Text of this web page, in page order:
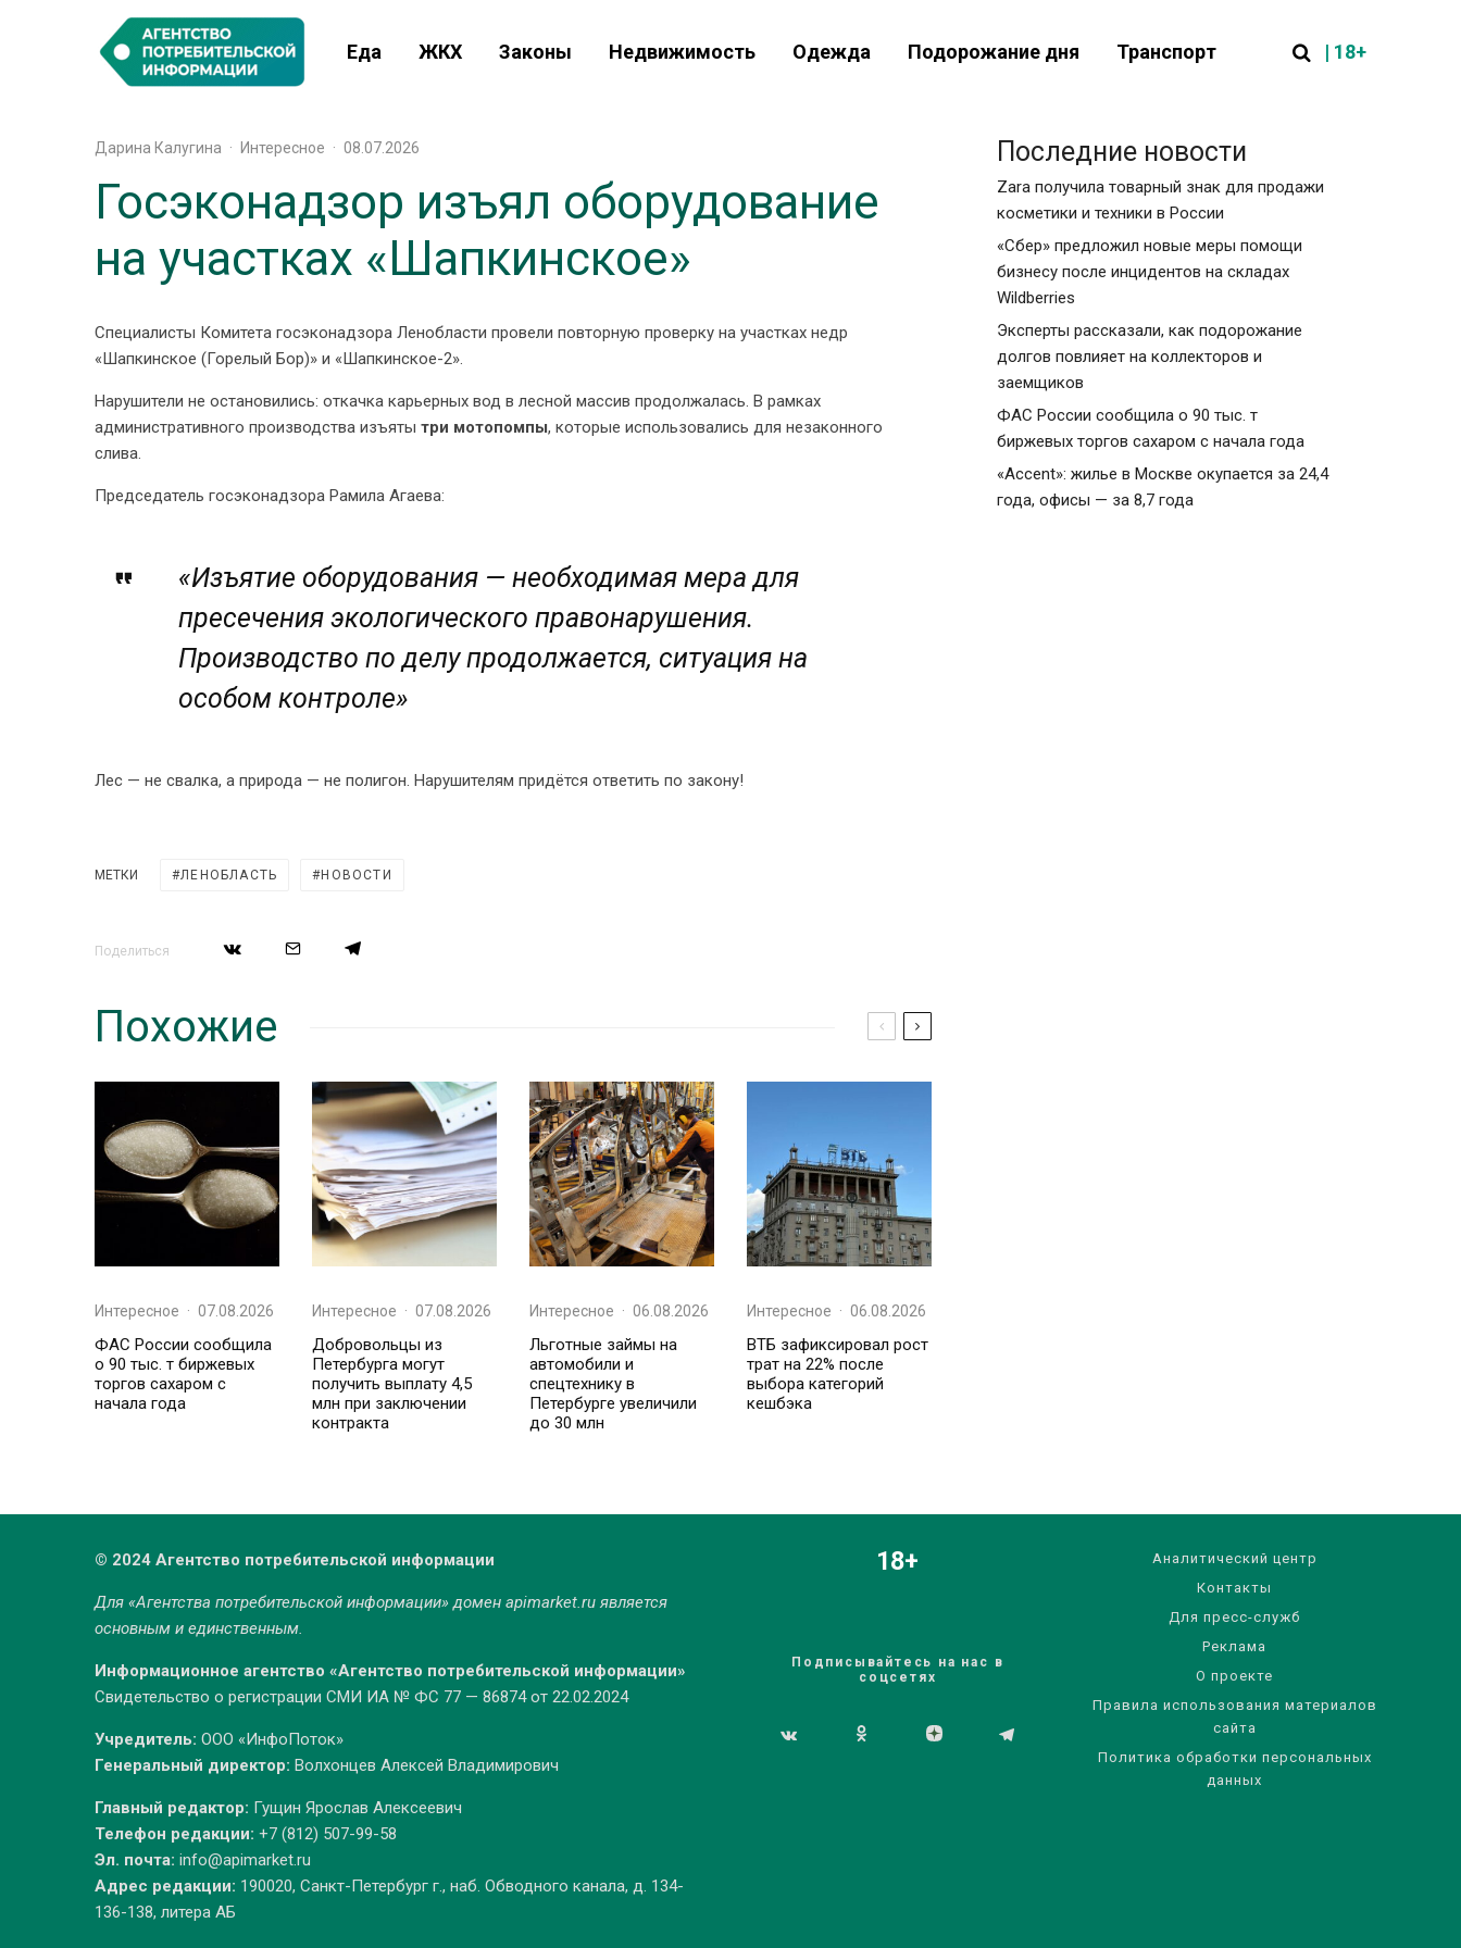
Еда ЖКХ Законы Недвижимость Одежда Подорожание дня Транспорт | 18+
Дарина Калугина · Интересное · 08.07.2026
Госэконадзор изъял оборудование
на участках «Шапкинское»
Специалисты Комитета госэконадзора Ленобласти провели повторную проверку на участках недр
«Шапкинское (Горелый Бор)» и «Шапкинское-2».
Нарушители не остановились: откачка карьерных вод в лесной массив продолжалась. В рамках
административного производства изъяты три мотопомпы, которые использовались для незаконного
слива.
Председатель госэконадзора Рамила Агаева:
«Изъятие оборудования — необходимая мера для
пресечения экологического правонарушения.
Производство по делу продолжается, ситуация на
особом контроле»
Лес — не свалка, а природа — не полигон. Нарушителям придётся ответить по закону!
МЕТКИ ЛЕНОБЛАСТЬ НОВОСТИ
Поделиться
Похожие
Интересное · 07.08.2026
ФАС России сообщила
о 90 тыс. т биржевых
торгов сахаром с
начала года
Интересное · 07.08.2026
Добровольцы из
Петербурга могут
получить выплату 4,5
млн при заключении
контракта
Интересное · 06.08.2026
Льготные займы на
автомобили и
спецтехнику в
Петербурге увеличили
до 30 млн
Интересное · 06.08.2026
ВТБ зафиксировал рост
трат на 22% после
выбора категорий
кешбэка
Последние новости
Zara получила товарный знак для продажи
косметики и техники в России
«Сбер» предложил новые меры помощи
бизнесу после инцидентов на складах
Wildberries
Эксперты рассказали, как подорожание
долгов повлияет на коллекторов и
заемщиков
ФАС России сообщила о 90 тыс. т
биржевых торгов сахаром с начала года
«Accent»: жилье в Москве окупается за 24,4
года, офисы — за 8,7 года
© 2024 Агентство потребительской информации
Для «Агентства потребительской информации» домен apimarket.ruявляется
основным и единственным.
Информационное агентство «Агентство потребительской информации»
Свидетельство о регистрации СМИ ИА № ФС 77 — 86874 от 22.02.2024
Учредитель: ООО «ИнфоПоток»
Генеральный директор: Волхонцев Алексей Владимирович
Главный редактор: Гущин Ярослав Алексеевич
Телефон редакции: +7 (812) 507-99-58
Эл. почта: info@apimarket.ru
Адрес редакции: 190020, Санкт-Петербург г., наб. Обводного канала, д. 134-
136-138, литера АБ
18+
Подписывайтесь на нас в
соцсетях
Аналитический центр
Контакты
Для пресс-служб
Реклама
О проекте
Правила использования материалов
сайта
Политика обработки персональных
данных